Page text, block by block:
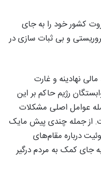
کشور خود را به جای
و بی ثبات سازی در
نهادینه و غارت
رژیم حاکم بر این
عوامل اصلی مشکلات
از جمله چندی پیش مایک
درباره مقام‌های
جای کمک به مردم درگیر